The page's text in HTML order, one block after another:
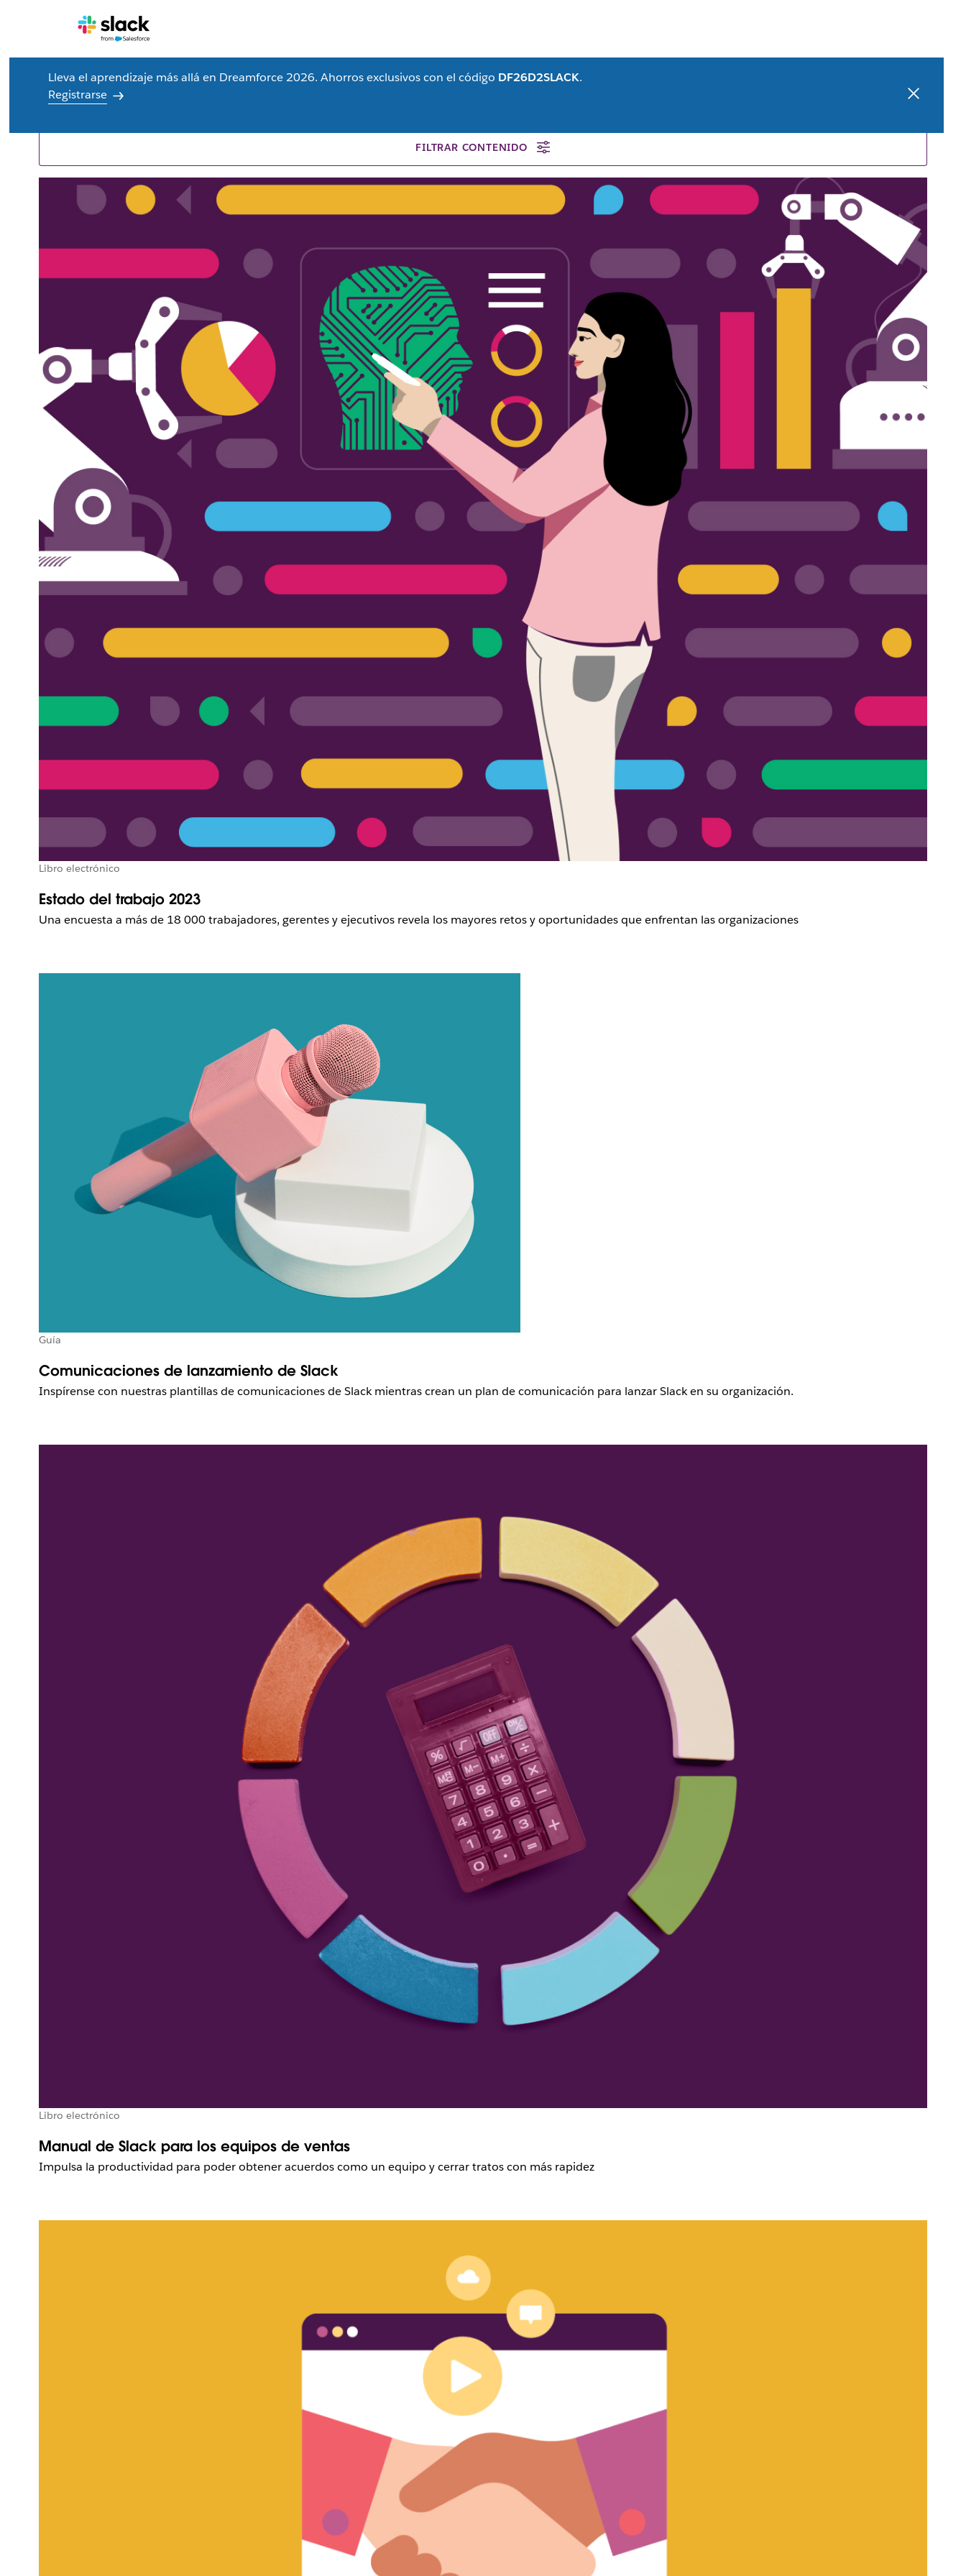
Lleva el aprendizaje más allá en Dreamforce 2026. Ahorros exclusivos con el código DF26D2SLACK.
Registrarse
Recursos para ti
FILTRAR CONTENIDO
Libro electrónico
Estado del trabajo 2023
Una encuesta a más de 18 000 trabajadores, gerentes y ejecutivos revela los mayores retos y oportunidades que enfrentan las organizaciones
Guía
Comunicaciones de lanzamiento de Slack
Inspírense con nuestras plantillas de comunicaciones de Slack mientras crean un plan de comunicación para lanzar Slack en su organización.
Libro electrónico
Manual de Slack para los equipos de ventas
Impulsa la productividad para poder obtener acuerdos como un equipo y cerrar tratos con más rapidez